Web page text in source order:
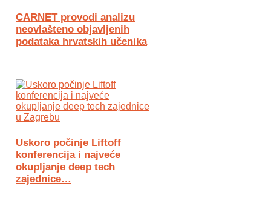
CARNET provodi analizu
neovlašteno objavljenih
podataka hrvatskih učenika
Uskoro počinje Liftoff
konferencija i najveće
okupljanje deep tech
zajednice…